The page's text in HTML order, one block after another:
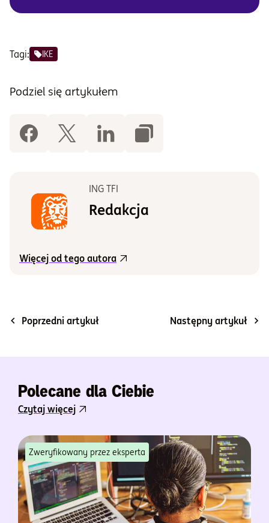
Tagi: IKE
Podziel się artykułem
ING TFI
Redakcja
Więcej od tego autora
Poprzedni artykuł Następny artykuł
Polecane dla Ciebie
Czytaj więcej
Zweryfikowany przez eksperta